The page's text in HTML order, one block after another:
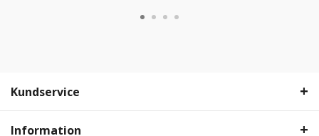
Kundservice
Information